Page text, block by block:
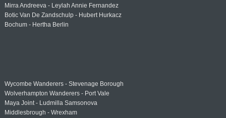
Mirra Andreeva - Leylah Annie Fernandez
Botic Van De Zandschulp - Hubert Hurkacz
Bochum - Hertha Berlin
Wycombe Wanderers - Stevenage Borough
Wolverhampton Wanderers - Port Vale
Maya Joint - Ludmilla Samsonova
Middlesbrough - Wrexham